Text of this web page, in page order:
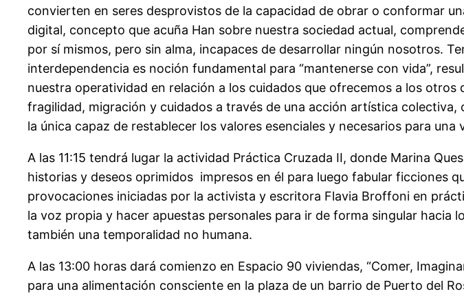
convierten en seres desprovistos de la capacidad de obrar o conformar
digital, concepto que acuña Han sobre nuestra sociedad actual,
por sí mismos, pero sin alma, incapaces de desarrollar ningún nosotros.
interdependencia es noción fundamental para “mantenerse con vida”,
nuestra operatividad en relación a los cuidados que ofrecemos a los
fragilidad, migración y cuidados a través de una acción artística
la única capaz de restablecer los valores esenciales y necesarios para una
A las 11:15 tendrá lugar la actividad Práctica Cruzada II, donde Marina
historias y deseos oprimidos impresos en él para luego fabular ficciones
provocaciones iniciadas por la activista y escritora Flavia Broffoni en
la voz propia y hacer apuestas personales para ir de forma singular
también una temporalidad no humana.
A las 13:00 horas dará comienzo en Espacio 90 viviendas, “Comer,
para una alimentación consciente en la plaza de un barrio de Puerto del